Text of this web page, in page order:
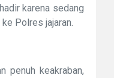
karena sedang
Polres jajaran.
penuh keakraban,